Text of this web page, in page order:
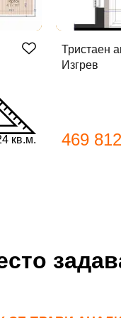
кв.м.
Тристаен
Изгрев
469